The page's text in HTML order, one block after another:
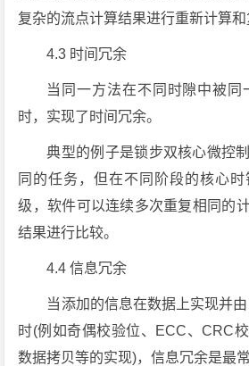
复杂的流点计算结果进行重新计算和
4.3 时间冗余
当同一方法在不同时隙中被同
时，实现了时间冗余。
典型的例子是锁步双核心微控
同的任务，但在不同阶段的核心
级，软件可以连续多次重复相同的
结果进行比较。
4.4 信息冗余
当添加的信息在数据上实现并
时(例如奇偶校验位、ECC、CRC
数据拷贝等的实现)，信息冗余是最